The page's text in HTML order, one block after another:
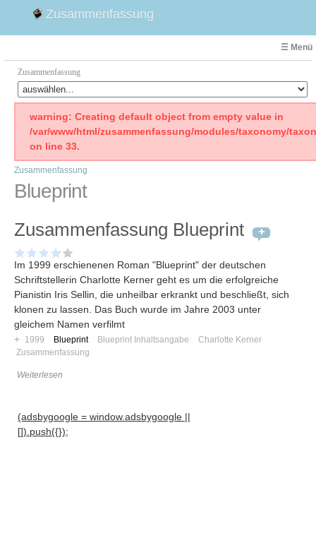
Zusammenfassung
☰ Menü
Zusammenfassung
Faust
Willhelm Tell
Emilia Galotti
1. Weltkrieg Zusammenfassung
Weimarer Republik
Die Räuber
Maria Stuart
warning: Creating default object from empty value in
/var/www/html/zusammenfassung/modules/taxonomy/
on line 33.
Zusammenfassung
Blueprint
Zusammenfassung Blueprint
Im 1999 erschienenen Roman "Blueprint" der deutschen
Schriftstellerin Charlotte Kerner geht es um die erfolgreiche
Pianistin Iris Sellin, die unheilbar erkrankt und beschließt, sich
klonen zu lassen. Das Buch wurde im Jahre 2003 unter
gleichem Namen verfilmt
+ 1999 Blueprint Blueprint Inhaltsangabe
Charlotte Kerner
Zusammenfassung
Weiterlesen
(adsbygoogle = window.adsbygoogle ||
[]).push({});